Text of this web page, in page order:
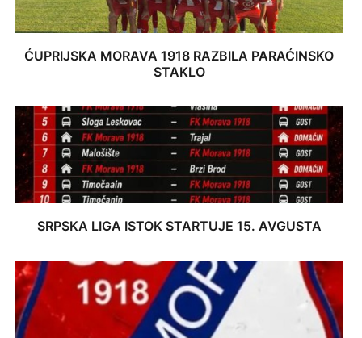
ĆUPRIJSKA MORAVA 1918 RAZBILA PARAĆINSKO
STAKLO
SRPSKA LIGA ISTOK STARTUJE 15. AVGUSTA